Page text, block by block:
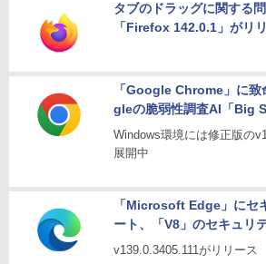
タブのドラッグに関する
「Firefox 142.0.1」がリ
「Google Chrome」に
gleの脆弱性調査AI「Big
Windows環境には修正版の
展開中
「Microsoft Edge」にセ
ート、「V8」のセキュリ
v139.0.3405.111がリリース